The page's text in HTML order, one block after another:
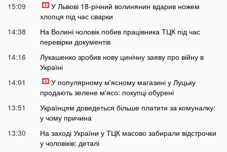
15:09
У Львові 18-річний волинянин вдарив ножем
хлопця під час сварки
14:38
На Волині чоловік побив працівника ТЦК під час
перевірки документів
14:16
Лукашенко зробив нову цинічну заяву про війну в
Україні
14:01
У популярному м'ясному магазині у Луцьку
продають зелене м'ясо: покупці обурені
13:51
Українцям доведеться більше платити за комуналку:
у чому причина
13:30
На заході України у ТЦК масово забирали відстрочки
у чоловіків: деталі